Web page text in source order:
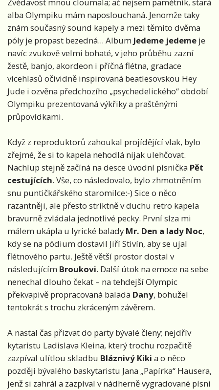
Zvědavost mnou cloumala; ač nejsem pamětník, stará
alba Olympiku mám naposlouchaná. Jenomže taky
znám současný sound kapely a mezi těmito dvěma
póly je propast bezedná... Album Jedeme jedeme je
navíc zvukově velmi bohaté, v jeho průběhu zazní
žestě, banjo, akordeon i příčná flétna, gradace
vícehlasů očividně inspirovaná beatlesovskou Hey
Jude i ozvěna předchozího „psychedelického“ období
Olympiku prezentovaná výkřiky a praštěnými
průpovídkami.
Když z reproduktorů zahoukal projídějící vlak, bylo
zřejmé, že si to kapela nehodlá nijak ulehčovat.
Nachlup stejně začíná na desce úvodní písnička Pět
cestujících. Vše, co následovalo, bylo zhmotněním
snu puntičkářského staromilce:-) Sice o něco
razantněji, ale přesto striktně v duchu retro kapela
bravurně zvládala jednotlivé pecky. První slza mi
málem ukápla u lyrické balady Mr. Den a lady Noc,
kdy se na pódium dostavil Jiří Stivín, aby se ujal
flétnového partu. Ještě větší prostor dostal v
následujícím Broukovi. Další útok na emoce na sebe
nenechal dlouho čekat – na tehdejší Olympic
překvapivě propracovaná balada Dany, bohužel
tentokrát s trochu zkráceným závěrem.
A nastal čas přizvat do party bývalé členy; nejdřív
kytaristu Ladislava Kleina, který trochu rozpačitě
zazpíval ulítlou skladbu Bláznivý Kiki a o něco
později bývalého baskytaristu Jana „Papírka“ Hausera,
jenž si zahrál a zazpíval v nádherně vygradované písni